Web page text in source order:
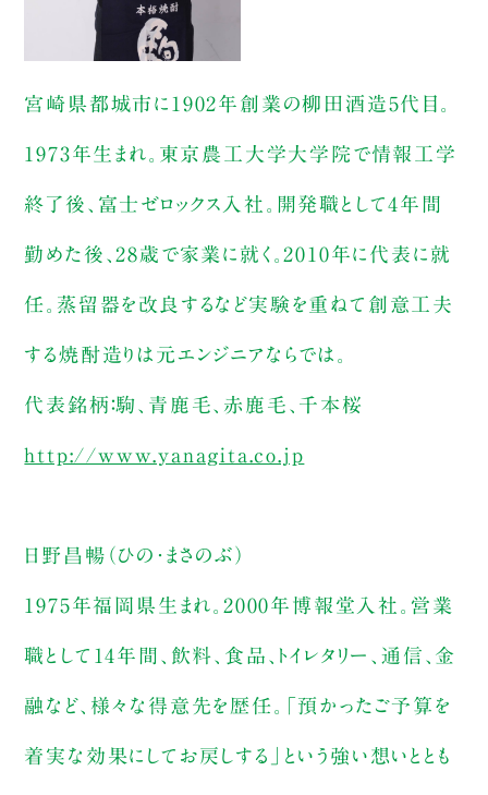
宮崎県都城市に1902年創業の柳田酒造5代目。
1973年生まれ。東京農工大学大学院で情報工学
終了後、富士ゼロックス入社。開発職として4年間
勤めた後、28歳で家業に就く。2010年に代表に就
任。蒸留器を改良するなど実験を重ねて創意工夫
する焼酎造りは元エンジニアならでは。
代表銘柄：駒、青鹿毛、赤鹿毛、千本桜
http://www.yanagita.co.jp
日野昌暢（ひの・まさのぶ）
1975年福岡県生まれ。2000年博報堂入社。営業
職として14年間、飲料、食品、トイレタリー、通信、金
融など、様々な得意先を歴任。「預かったご予算を
着実な効果にしてお戻しする」という強い想いととも